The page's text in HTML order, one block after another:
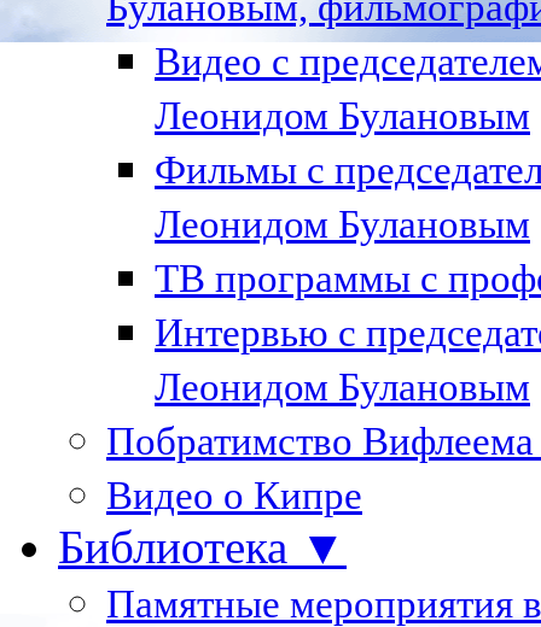
Видео с
Леонидом Булановым
Фильмы с
Леонидом Булановым
ТВ программы с
Интервью с
Леонидом Булановым
Побратимство
Видео о Кипре
Библиотека ▼
Памятные мероприятия